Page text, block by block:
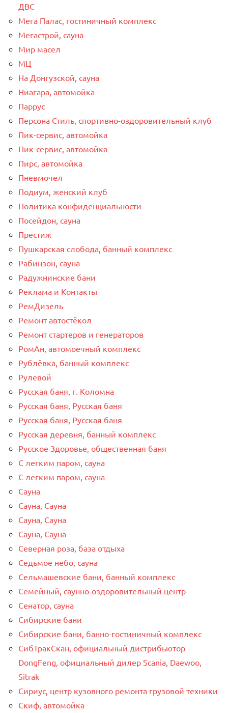
ДВС
Мега Палас, гостиничный комплекс
Мегастрой, сауна
Мир масел
МЦ
На Донгузской, сауна
Ниагара, автомойка
Паррус
Персона Стиль, спортивно-оздоровительный клуб
Пик-сервис, автомойка
Пик-сервис, автомойка
Пирс, автомойка
Пневмочел
Подиум, женский клуб
Политика конфиденциальности
Посейдон, сауна
Престиж
Пушкарская слобода, банный комплекс
Рабинзон, сауна
Радужнинские бани
Реклама и Контакты
РемДизель
Ремонт автостёкол
Ремонт стартеров и генераторов
РомАн, автомоечный комплекс
Рублёвка, банный комплекс
Рулевой
Русская баня, г. Коломна
Русская баня, Русская баня
Русская баня, Русская баня
Русская деревня, банный комплекс
Русское Здоровье, общественная баня
С легким паром, сауна
С легким паром, сауна
Сауна
Сауна, Сауна
Сауна, Сауна
Сауна, Сауна
Северная роза, база отдыха
Седьмое небо, сауна
Сельмашевские бани, банный комплекс
Семейный, саунно-оздоровительный центр
Сенатор, сауна
Сибирские бани
Сибирские бани, банно-гостиничный комплекс
СибТракСкан, официальный дистрибьютор
DongFeng, официальный дилер Scania, Daewoo,
Sitrak
Сириус, центр кузовного ремонта грузовой техники
Скиф, автомойка